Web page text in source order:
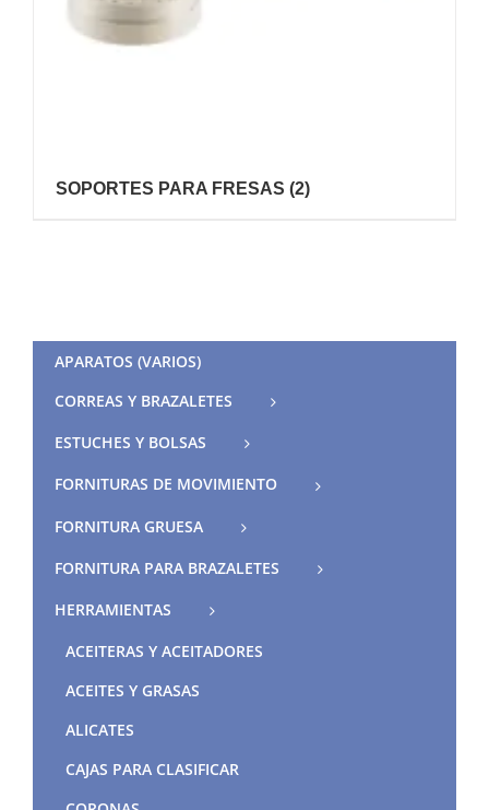
SOPORTES PARA FRESAS (2)
APARATOS (VARIOS)
CORREAS Y BRAZALETES
ESTUCHES Y BOLSAS
FORNITURAS DE MOVIMIENTO
FORNITURA GRUESA
FORNITURA PARA BRAZALETES
HERRAMIENTAS
ACEITERAS Y ACEITADORES
ACEITES Y GRASAS
ALICATES
CAJAS PARA CLASIFICAR